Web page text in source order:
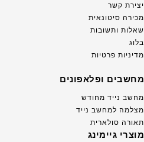
יצירת קשר
מכירה סיטונאית
שאלות ותשובות
בלוג
מדיניות פרטיות
מחשבים ופלאפונים
מחשב נייד מחודש
מצלמה למחשב נייד
תאורה סולארית
מוצרי גיימינג